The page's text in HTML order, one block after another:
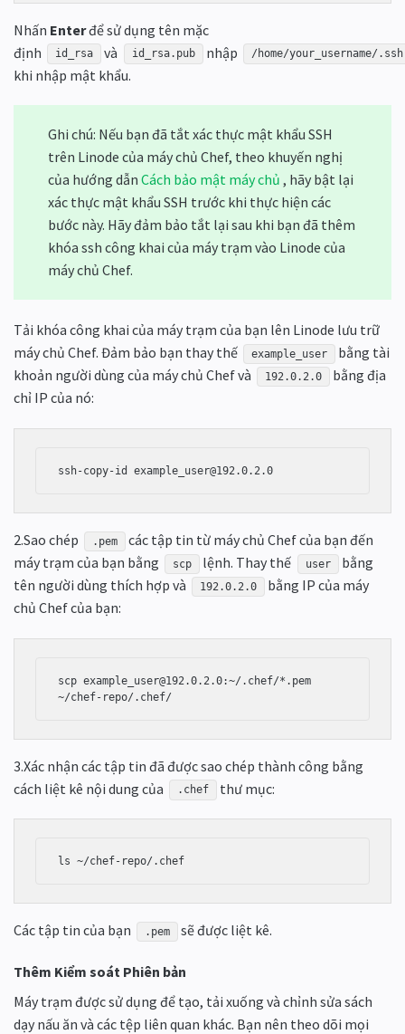
Nhấn Enterđể sử dụng tên mặc
định
id_rsa và id_rsa.pub nhập /home/your_username/.ssh
khi nhập mật khẩu.
Ghi chú: Nếu bạn đã tắt xác thực mật khẩu SSH
trên Linode của máy chủ Chef, theo khuyến nghị
của hướng dẫn Cách bảo mật máy chủ , hãy bật lại
xác thực mật khẩu SSH trước khi thực hiện các
bước này. Hãy đảm bảo tắt lại sau khi bạn đã thêm
khóa ssh công khai của máy trạm vào Linode của
máy chủ Chef.
Tải khóa công khai của máy trạm của bạn lên Linode lưu trữ
máy chủ Chef. Đảm bảo bạn thay thế
example_user
bằng tài
khoản người dùng của máy chủ Chef và
192.0.2.0
bằng địa
chỉ IP của nó:
2.Sao chép .pem
các tập tin từ máy chủ Chef của bạn đến
máy trạm của bạn bằng
scp lệnh. Thay thế user
bằng
tên người dùng thích hợp và
192.0.2.0
bằng IP của máy
chủ Chef của bạn:
scp example_user@192.0.2.0:~/.chef/*.pem
~/chef-repo/.chef/
3.Xác nhận các tập tin đã được sao chép thành công bằng
cách liệt kê nội dung của
.chef thư mục:
Các tập tin của bạn .pem sẽ được liệt kê.
Thêm Kiểm soát Phiên bản
Máy trạm được sử dụng để tạo, tải xuống và chỉnh sửa sách
dạy nấu ăn và các tệp liên quan khác. Bạn nên theo dõi mọi